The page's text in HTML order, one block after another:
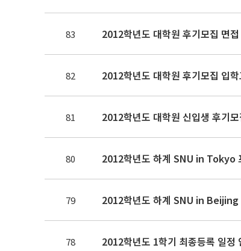
83 2012학년도 대학원 후기모집 면
82 2012학년도 대학원 후기모집 입
81 2012학년도 대학원 신입생 후기
80 2012학년도 하계 SNU in Tokyo
79 2012학년도 하계 SNU in Beijing
78 2012학년도 1학기 최종등록 일정